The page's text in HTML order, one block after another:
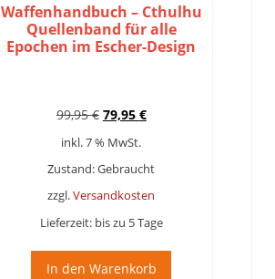
Waffenhandbuch – Cthulhu
Quellenband für alle
Epochen im Escher-Design
99,95€ Ursprünglicher
war:
99,95 €
79,95 €Aktueller
79,95 €.
inkl. 7 % MwSt.
Zustand: Gebraucht
zzgl.Versandkosten
Lieferzeit: bis zu 5 Tage
In den Warenkorb